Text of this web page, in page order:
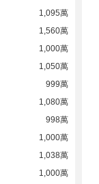
1,095萬
1,560萬
1,000萬
1,050萬
999萬
1,080萬
998萬
1,000萬
1,038萬
1,000萬